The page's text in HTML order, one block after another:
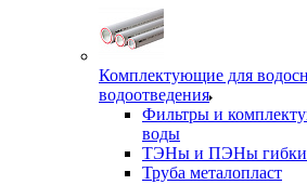
Комплектующие для
водоотведения
Фильтры и
воды
ТЭНы и ПЭНы
Труба металопласт